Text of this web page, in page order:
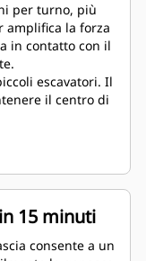
per turno, più
amplifica la forza
in contatto con il
escavatori. Il
il centro di
Cat
integrati nel
generazione.
l'intero sistema
15 minuti
consente a un